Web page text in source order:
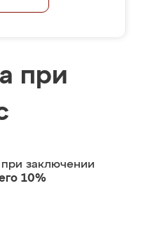
при
при заключении
10%